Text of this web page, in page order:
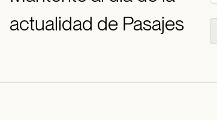
actualidad de Pasajes